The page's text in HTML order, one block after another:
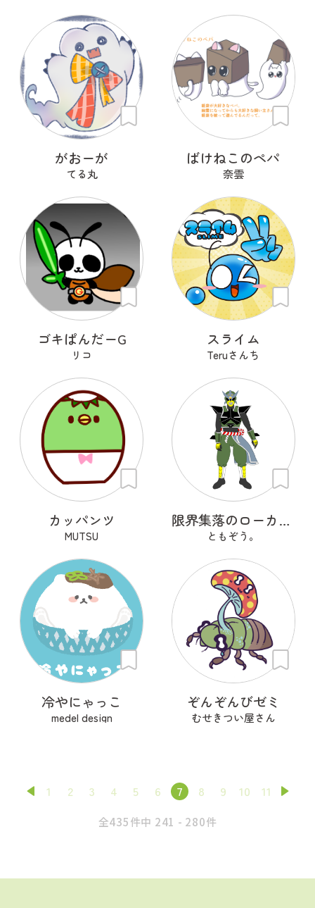
がおーが
てる丸
ばけねこのペパ
奈雲
ゴキぱんだーG
リコ
スライム
Teruさんち
カッパンツ
MUTSU
限界集落のローカルヒーロー
ともぞう。
冷やにゃっこ
medel design
ぞんぞんびゼミ
むせきつい屋さん
1 2 3 4 5 6 7 8 9 10 11
全435件中 241 - 280件